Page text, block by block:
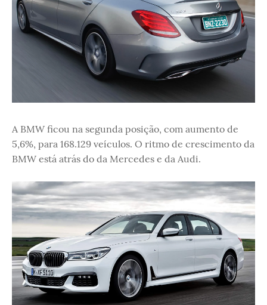
A BMW ficou na segunda posição, com aumento de
5,6%, para 168.129 veículos. O ritmo de crescimento da
BMW está atrás do da Mercedes e da Audi.